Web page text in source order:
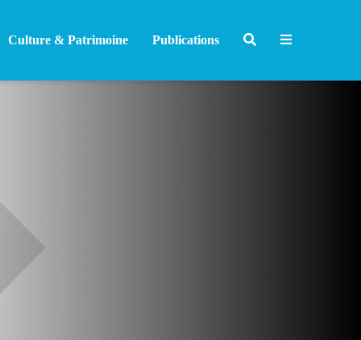
Culture & Patrimoine Publications